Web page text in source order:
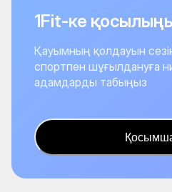
1Fit-ке
Қауымның қолдауын
спортпен шұғылдануға
адамдарды табыңыз